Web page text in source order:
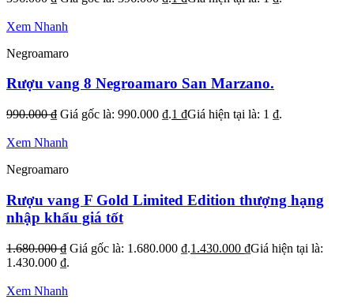
Xem Nhanh
Negroamaro
Rượu vang 8 Negroamaro San Marzano.
990.000₫ Giá gốc là: 990.000 ₫.1 ₫Giá hiện tại là: 1 ₫.
Xem Nhanh
Negroamaro
Rượu vang F Gold Limited Edition thượng hạng
nhập khẩu giá tốt
1.680.000₫ Giá gốc là: 1.680.000 ₫.1.430.000 ₫Giá hiện tại là:
1.430.000 ₫.
Xem Nhanh